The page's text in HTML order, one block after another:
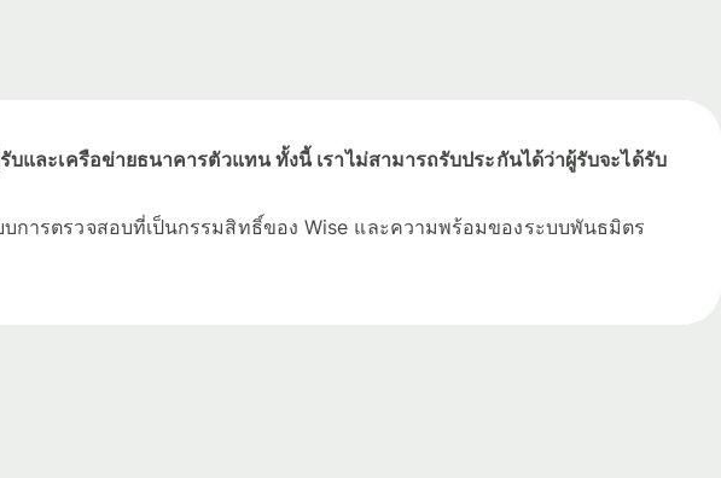
และเครือข่ายธนาคารตัวแทน ทั้งนี้ เราไม่สามารถรับประกันได้ว่าผู้รับจะได้รับ
การตรวจสอบที่เป็นกรรมสิทธิ์ของ Wise และความพร้อมของระบบพันธมิตร